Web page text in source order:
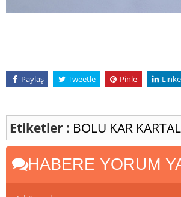
Paylaş Tweetle Pinle
Etiketler : BOLU KAR
HABERE YORUM